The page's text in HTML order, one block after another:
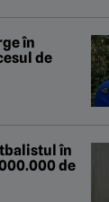
în
de
în
de